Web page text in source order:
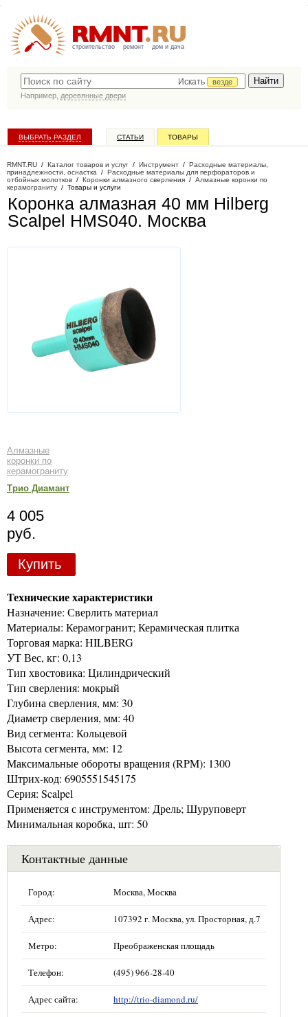
строительство ремонт дом и дача
Искать
везде
Например, деревянные двери
ВЫБРАТЬ РАЗДЕЛ СТАТЬИ ТОВАРЫ
RMNT.RU / Каталог товаров и услуг / Инструмент / Расходные материалы,
принадлежности, оснастка / Расходные материалы для перфораторов и
отбойных молотков / Коронки алмазного сверления / Алмазные коронки по
керамограниту / Товары и услуги
Коронка алмазная 40 мм Hilberg
Scalpel HMS040. Москва
Алмазные
коронки по
керамограниту
Трио Диамант
4 005
руб.
Купить
Технические характеристики
Назначение: Сверлить материал
Материалы: Керамогранит; Керамическая плитка
Торговая марка: HILBERG
УТ Вес, кг: 0,13
Тип хвостовика: Цилиндрический
Тип сверления: мокрый
Глубина сверления, мм: 30
Диаметр сверления, мм: 40
Вид сегмента: Кольцевой
Высота сегмента, мм: 12
Максимальные обороты вращения (RPM): 1300
Штрих-код: 6905551545175
Серия: Scalpel
Применяется с инструментом: Дрель; Шуруповерт
Минимальная коробка, шт: 50
Контактные данные
Город: Москва, Москва
Адрес: 107392 г. Москва, ул. Просторная, д.7
Метро: Преображенская площадь
Телефон: (495) 966-28-40
Адрес сайта: http://trio-diamond.ru/